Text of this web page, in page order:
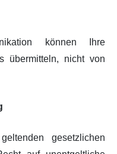
können Ihre
übermitteln, nicht von
gesetzlichen